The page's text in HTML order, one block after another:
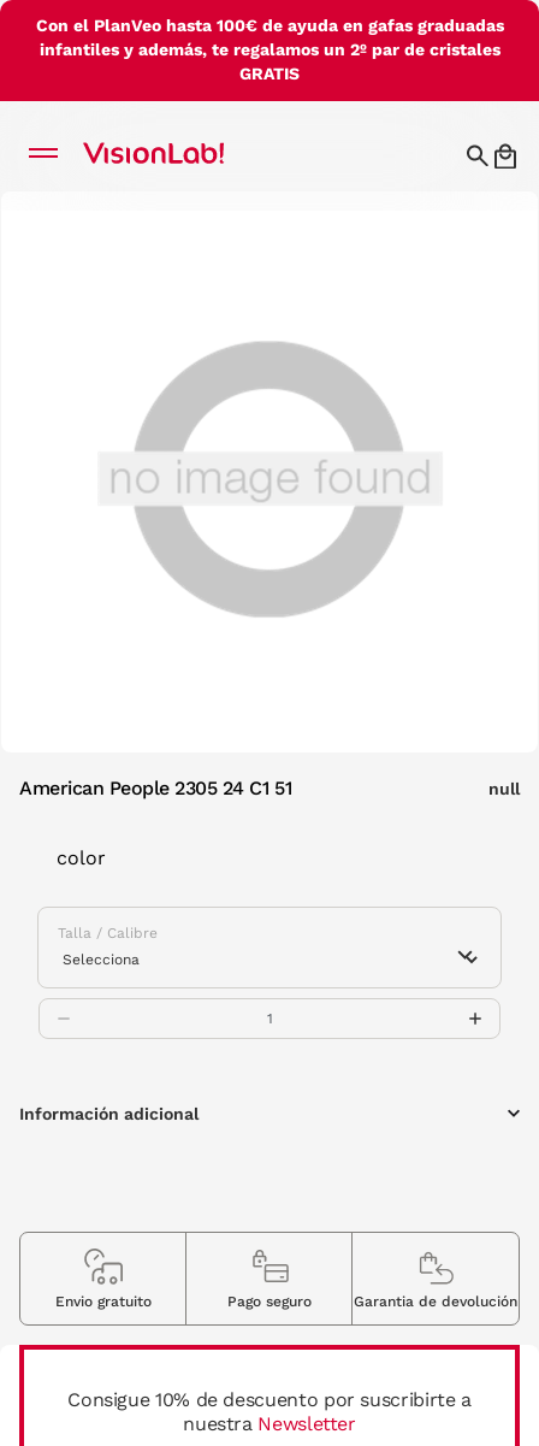
Con el PlanVeo hasta 100€ de ayuda en gafas graduadas
infantiles y además, te regalamos un 2º par de cristales
GRATIS
American People 2305 24 C1 51 null
color
Talla / Calibre
Información adicional
Consigue 10% de descuento por suscribirte a
nuestra Newsletter
Envio gratuito Pago seguro Garantia de devolución